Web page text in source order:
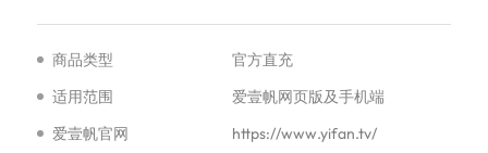
商品类型
官方直充
适用范围
爱壹帆网页版及手机端
爱壹帆官网
https://www.yifan.tv/